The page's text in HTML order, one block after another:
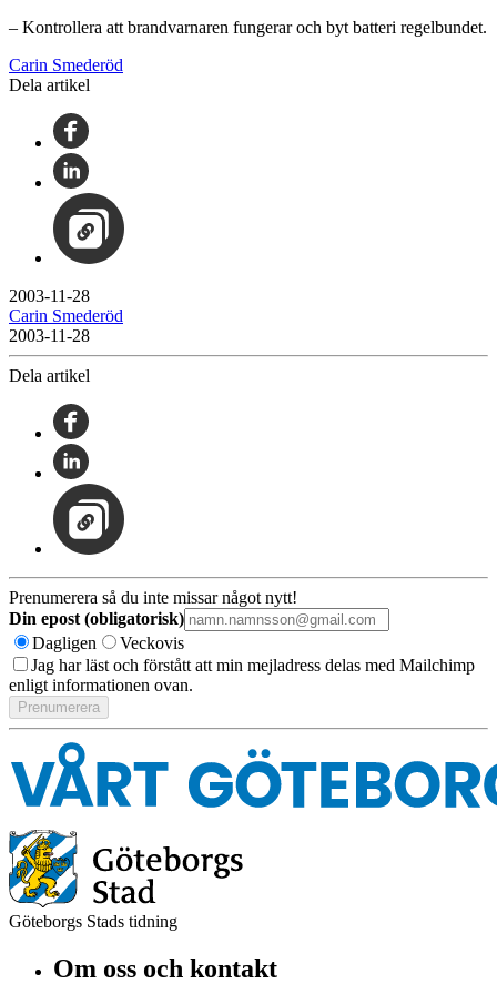
– Kontrollera att brandvarnaren fungerar och byt batteri regelbundet.
Carin Smederöd
Dela artikel
2003-11-28
Carin Smederöd
2003-11-28
Dela artikel
Prenumerera så du inte missar något nytt!
Din epost (obligatorisk)
Dagligen
Veckovis
Jag har läst och förstått att min mejladress delas med Mailchimp
enligt informationen ovan.
Göteborgs Stads tidning
Om oss och kontakt